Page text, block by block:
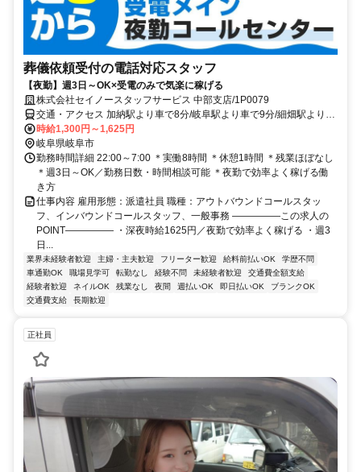
葬儀依頼受付の電話対応スタッフ
【夜勤】週3日～OK×受電のみで気楽に稼げる
株式会社セイノースタッフサービス 中部支店/1P0079
交通・アクセス 加納駅より車で8分/岐阜駅より車で9分/細畑駅より車
で9分
時給1,300円～1,625円
岐阜県岐阜市
勤務時間詳細 22:00～7:00 ＊実働8時間 ＊休憩1時間 ＊残業ほぼなし
＊週3日～OK／勤務日数・時間相談可能 ＊夜勤で効率よく稼げる働
き方
仕事内容 雇用形態：派遣社員 職種：アウトバウンドコールスタッ
フ、インバウンドコールスタッフ、一般事務 ―――――この求人の
POINT――――― ・深夜時給1625円／夜勤で効率よく稼げる ・週3
日...
業界未経験者歓迎 主婦・主夫歓迎 フリーター歓迎 給料前払いOK
学歴不問
車通勤OK
職場見学可 転勤なし 経験不問 未経験者歓迎
交通費全額支給
経験者歓迎
ネイルOK 残業なし 夜間 週払いOK 即日払いOK
ブランクOK
交通費支給
長期歓迎
正社員